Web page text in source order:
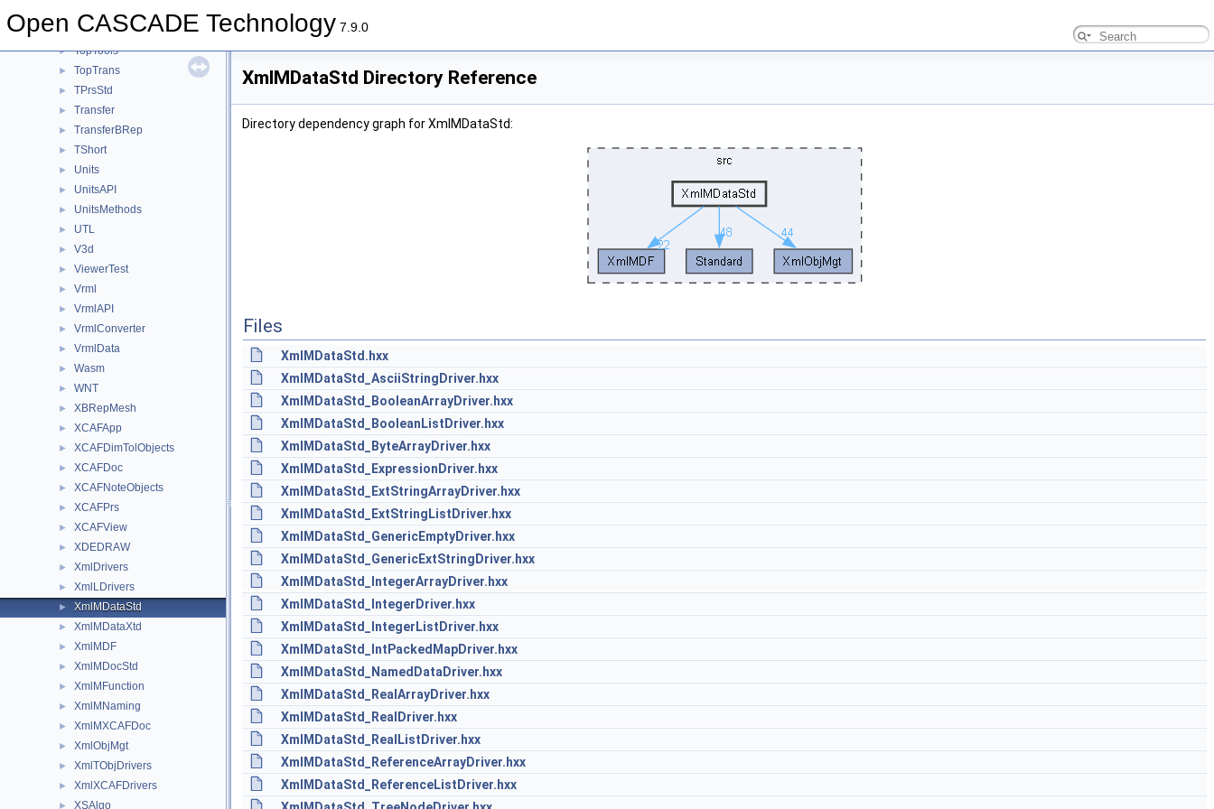
Open CASCADE Technology 7.9.0
► TopOpeBRepTool
► TopTools
► TopTrans
► TPrsStd
► Transfer
► TransferBRep
► TShort
► Units
► UnitsAPI
► UnitsMethods
► UTL
► V3d
► ViewerTest
► Vrml
► VrmlAPI
► VrmlConverter
► VrmlData
► Wasm
► WNT
► XBRepMesh
► XCAFApp
► XCAFDimTolObjects
► XCAFDoc
► XCAFNoteObjects
► XCAFPrs
► XCAFView
► XDEDRAW
► XmlDrivers
► XmlLDrivers
► XmlMDataStd
► XmlMDataXtd
► XmlMDF
► XmlMDocStd
► XmlMFunction
► XmlMNaming
► XmlMXCAFDoc
► XmlObjMgt
► XmlTObjDrivers
► XmlXCAFDrivers
► XSAlgo
XmlMDataStd Directory Reference
Directory dependency graph for XmlMDataStd:
Files
XmlMDataStd.hxx
XmlMDataStd_AsciiStringDriver.hxx
XmlMDataStd_BooleanArrayDriver.hxx
XmlMDataStd_BooleanListDriver.hxx
XmlMDataStd_ByteArrayDriver.hxx
XmlMDataStd_ExpressionDriver.hxx
XmlMDataStd_ExtStringArrayDriver.hxx
XmlMDataStd_ExtStringListDriver.hxx
XmlMDataStd_GenericEmptyDriver.hxx
XmlMDataStd_GenericExtStringDriver.hxx
XmlMDataStd_IntegerArrayDriver.hxx
XmlMDataStd_IntegerDriver.hxx
XmlMDataStd_IntegerListDriver.hxx
XmlMDataStd_IntPackedMapDriver.hxx
XmlMDataStd_NamedDataDriver.hxx
XmlMDataStd_RealArrayDriver.hxx
XmlMDataStd_RealDriver.hxx
XmlMDataStd_RealListDriver.hxx
XmlMDataStd_ReferenceArrayDriver.hxx
XmlMDataStd_ReferenceListDriver.hxx